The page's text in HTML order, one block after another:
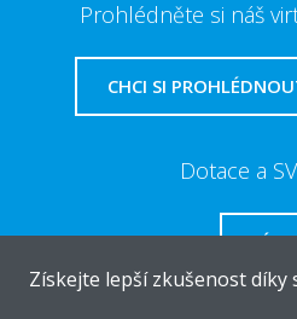
Prohlédněte si náš
CHCI SI
Dotace a
VÍCE
Získejte lepší zkušenost díky